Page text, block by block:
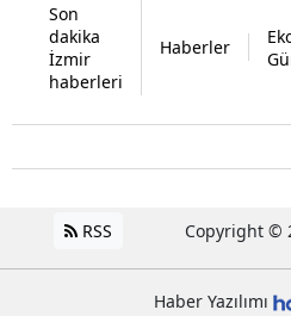
Son
dakika
İzmir
haberleri
Haberler
RSS Copyright ©
Haber Yazılımı